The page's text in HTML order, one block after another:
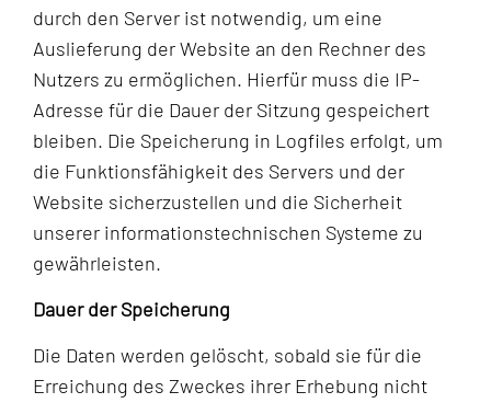
durch den Server ist notwendig, um eine
Auslieferung der Website an den Rechner des
Nutzers zu ermöglichen. Hierfür muss die IP-
Adresse für die Dauer der Sitzung gespeichert
bleiben. Die Speicherung in Logfiles erfolgt, um
die Funktionsfähigkeit des Servers und der
Website sicherzustellen und die Sicherheit
unserer informationstechnischen Systeme zu
gewährleisten.
Dauer der Speicherung
Die Daten werden gelöscht, sobald sie für die
Erreichung des Zweckes ihrer Erhebung nicht